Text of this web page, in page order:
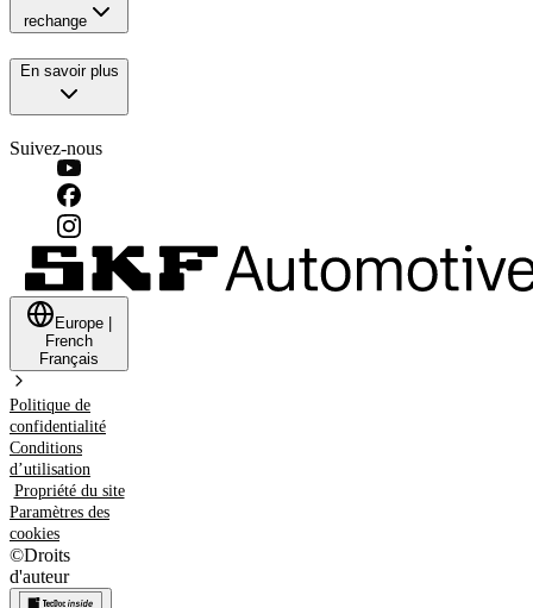
rechange
En savoir plus
Suivez-nous
Europe
French
Français
Politique de
confidentialité
Conditions
d’utilisation
Propriété du site
Paramètres des
cookies
©Droits
d'auteur